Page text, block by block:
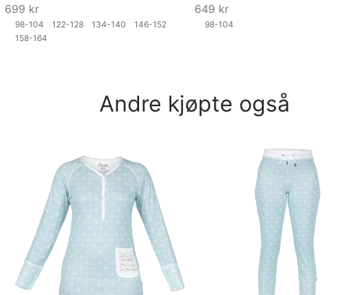
699 kr
98-104 122-128 134-140
146-152
158-164
649 kr
98-104
Andre kjøpte også